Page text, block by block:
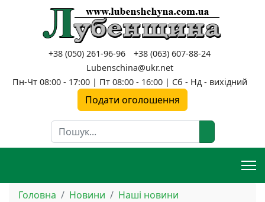
+38 (050) 261-96-96
+38 (063) 607-88-24
Lubenschina@ukr.net
Пн-Чт 08:00 - 17:00 | Пт 08:00 - 16:00 | Сб - Нд - вихідний
Подати оголошення
Пошук
Головна Новини
Наші новини